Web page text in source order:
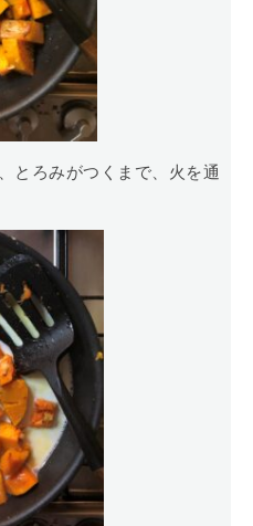
とろみがつくまで、火を通